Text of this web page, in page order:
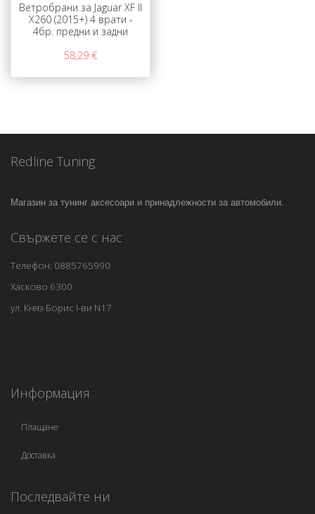
Ветробрани за Jaguar XF II
X260 (2015+) 4 врати -
4бр. предни и задни
58,29 €
Redline Tuning
Магазин за тунинг аксесоари и принадлежности за автомобили.
Свържете се с нас
Телефон: 0885765990
Хасково 6300
ул. Княз Борис I-ви N17
Информация
Плащане
Доставка
Последвайте ни